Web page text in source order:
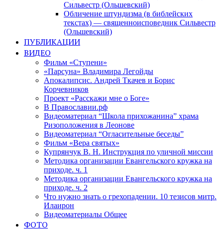
Сильвестр (Ольшевский)
Обличение штундизма (в библейских
текстах) — священноисповедник Сильвестр
(Ольшевский)
ПУБЛИКАЦИИ
ВИДЕО
Фильм «Ступени»
«Парсуна» Владимира Легойды
Апокалипсис. Андрей Ткачев и Борис
Корчевников
Проект «Расскажи мне о Боге»
В Православии.рф
Видеоматериал “Школа прихожанина” храма
Ризоположения в Леонове
Видеоматериал “Огласительные беседы”
Фильм «Вера святых»
Купрянчук В. Н. Инструкция по уличной миссии
Методика организации Евангельского кружка на
приходе. ч. 1
Методика организации Евангельского кружка на
приходе. ч. 2
Что нужно знать о грехопадении. 10 тезисов митр.
Илаирон
Видеоматериалы Общее
ФОТО